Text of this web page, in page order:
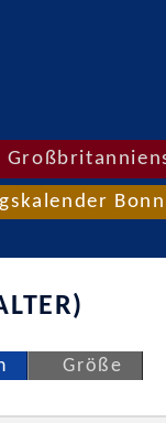
Bonn
Größe